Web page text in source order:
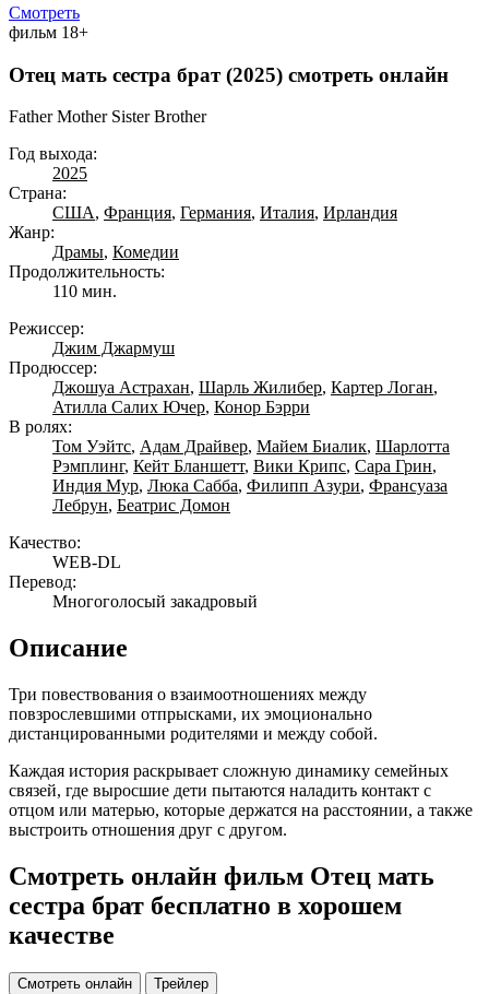
Смотреть
фильм 18+
Отец мать сестра брат (2025) смотреть онлайн
Father Mother Sister Brother
Год выхода:
2025
Страна:
США, Франция, Германия, Италия, Ирландия
Жанр:
Драмы, Комедии
Продолжительность:
110 мин.
Режиссер:
Джим Джармуш
Продюссер:
Джошуа Астрахан, Шарль Жилибер, Картер Логан,
Атилла Салих Ючер, Конор Бэрри
В ролях:
Том Уэйтс, Адам Драйвер, Майем Биалик, Шарлотта
Рэмплинг, Кейт Бланшетт, Вики Крипс, Сара Грин,
Индия Мур, Люка Сабба, Филипп Азури, Франсуаза
Лебрун, Беатрис Домон
Качество:
WEB-DL
Перевод:
Многоголосый закадровый
Описание
Три повествования о взаимоотношениях между
повзрослевшими отпрысками, их эмоционально
дистанцированными родителями и между собой.
Каждая история раскрывает сложную динамику семейных
связей, где выросшие дети пытаются наладить контакт с
отцом или матерью, которые держатся на расстоянии, а также
выстроить отношения друг с другом.
Смотреть онлайн фильм Отец мать
сестра брат бесплатно в хорошем
качестве
Смотреть онлайн Трейлер